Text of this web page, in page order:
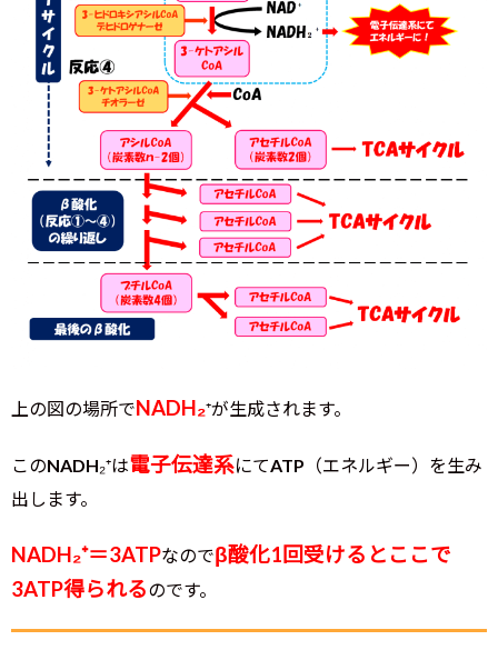
上の図の場所でNADH₂⁺が生成されます。
このNADH₂⁺は電子伝達系にてATP（エネルギー）を生み
出します。
NADH₂⁺＝3ATPなのでβ酸化1回受けるとここで
3ATP得られるのです。